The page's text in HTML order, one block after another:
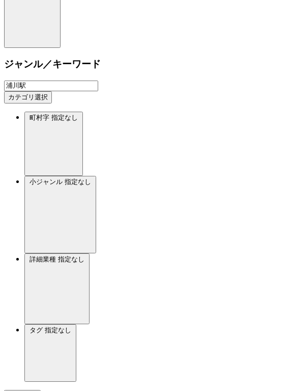
ジャンル／キーワード
カテゴリ選択
町村字 指定なし
小ジャンル 指定なし
詳細業種 指定なし
タグ 指定なし